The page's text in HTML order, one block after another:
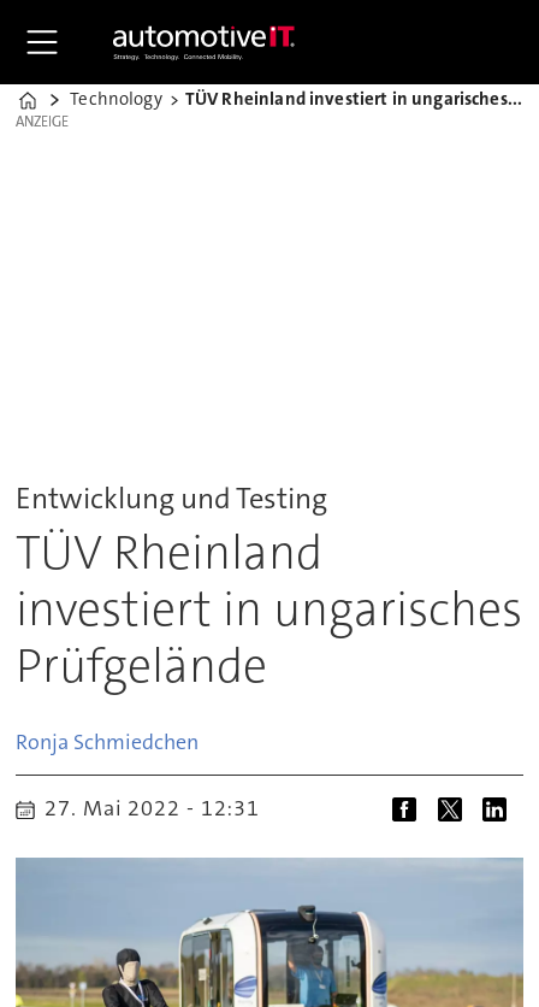
Home
Technology TÜV Rheinland investiert in ungarisches Prüfgelände
ANZEIGE
ANZEIGE
Entwicklung und Testing
TÜV Rheinland
investiert in ungarisches
Prüfgelände
Ronja Schmiedchen
27. Mai 2022 - 12:31